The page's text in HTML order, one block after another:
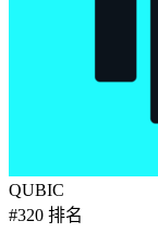
QUBIC
#320 排名